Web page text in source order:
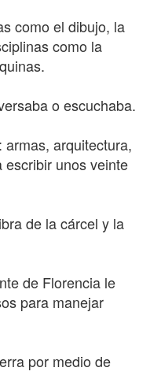
como el dibujo, la
como la
o escuchaba.
arquitectura,
unos veinte
de la cárcel y la
de Florencia le
para manejar
por medio de